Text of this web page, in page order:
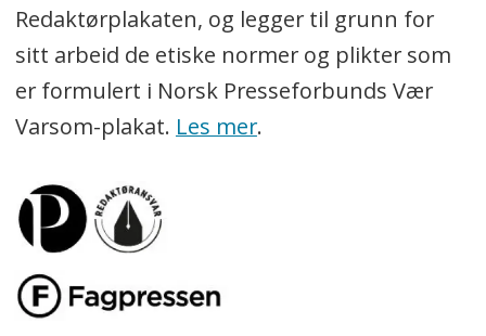
Redaktørplakaten, og legger til grunn for
sitt arbeid de etiske normer og plikter som
er formulert i Norsk Presseforbunds Vær
Varsom-plakat. Les mer.